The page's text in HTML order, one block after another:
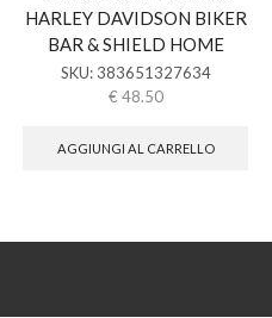
HARLEY DAVIDSON BIKER
BAR & SHIELD HOME
SKU: 383651327634
€ 48.50
AGGIUNGI AL CARRELLO